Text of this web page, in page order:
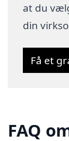
at du
din
Få et
FAQ